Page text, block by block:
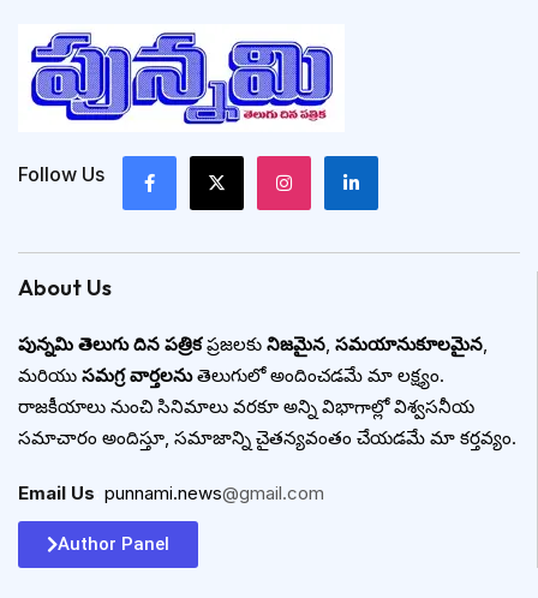
Follow Us
About Us
పున్నమి తెలుగు దిన పత్రికప్రజలకు నిజమైన, సమయానుకూలమైన,
మరియు సమగ్ర వార్తలనుతెలుగులో అందించడమే మా లక్ష్యం.
రాజకీయాలు నుంచి సినిమాలు వరకూ అన్ని విభాగాల్లో విశ్వసనీయ
సమాచారం అందిస్తూ, సమాజాన్ని చైతన్యవంతం చేయడమే మా కర్తవ్యం.
Email Us punnami.news@gmail.com
Author Panel